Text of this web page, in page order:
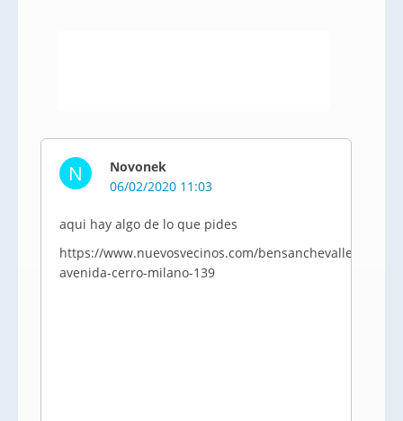
N
Novonek
06/02/2020 11:03
aqui hay algo de lo que pides
https://www.nuevosvecinos.com/bensanchevallecas/
avenida-cerro-milano-139